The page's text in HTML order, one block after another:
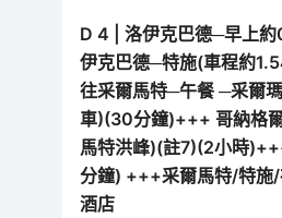
D4 |洛伊克巴德─早上
伊克巴德─特施(車程約
往采爾馬特─午餐 ─采爾
車)(30分鐘)+++ 哥納格
馬特洪峰)(註7)(2小時
分鐘) +++采爾馬特/特施
酒店